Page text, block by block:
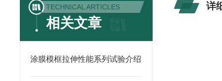
TECHNICAL ARTICLES
相关文章
涂膜模框拉伸性能系列试验介绍
详